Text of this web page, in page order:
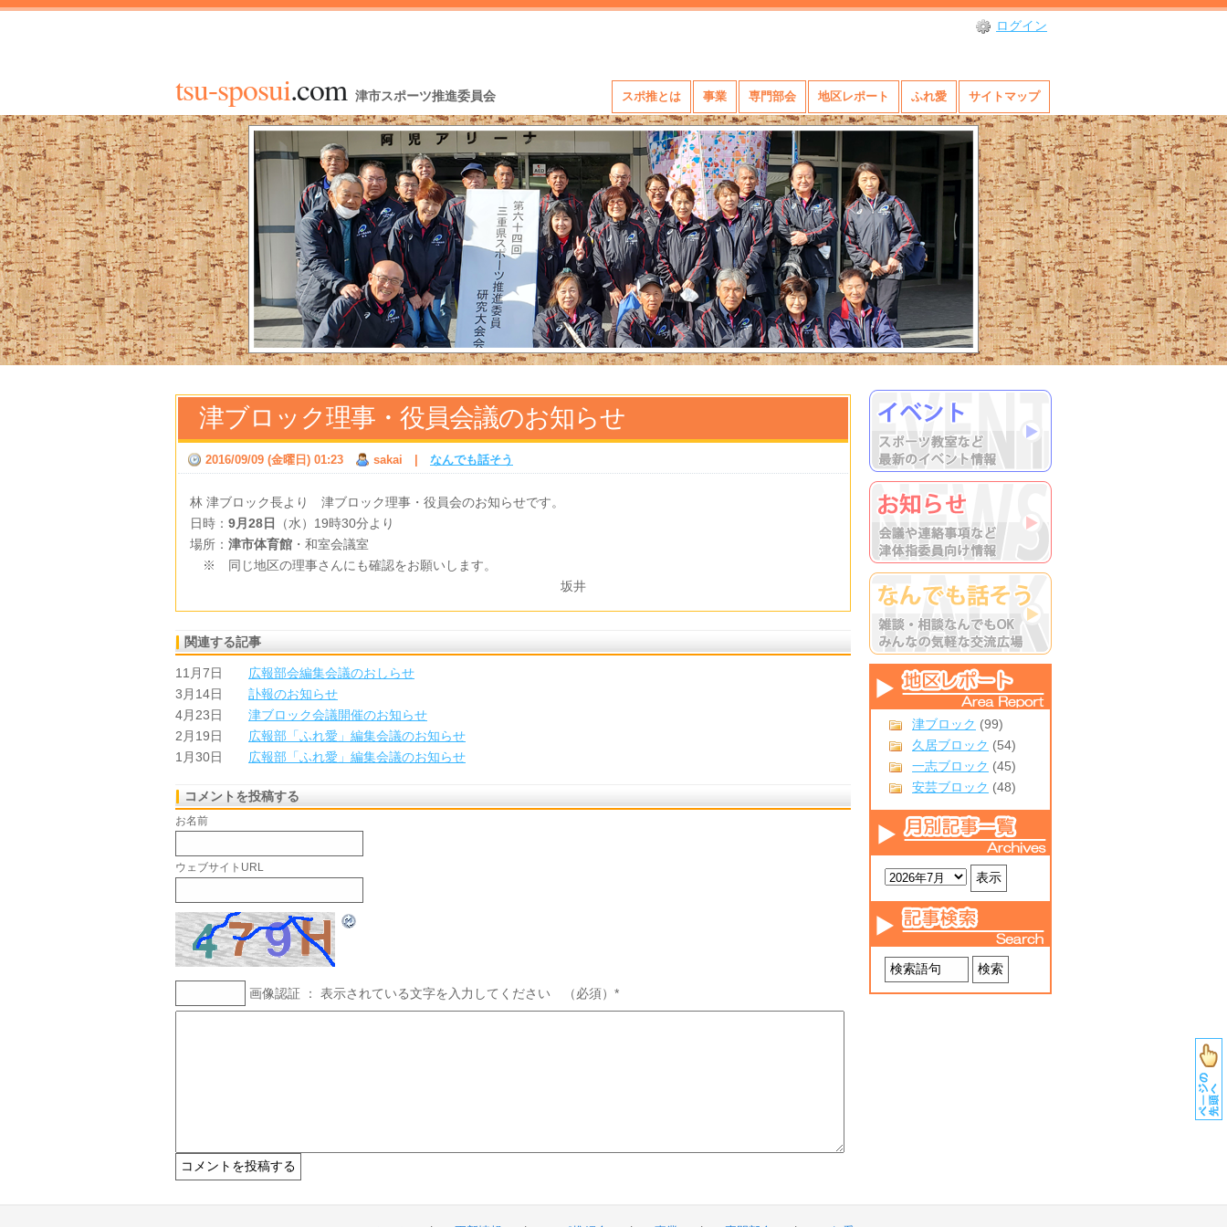
ログイン
tsu-sposui.com 津市スポーツ推進委員会 スポ推とは 事業 専門部会 地区レポート ふれ愛 サイトマップ
津ブロック (99)
久居ブロック (54)
一志ブロック (45)
安芸ブロック (48)
津ブロック理事・役員会議のお知らせ
2016/09/09 (金曜日) 01:23 sakai なんでも話そう
林 津ブロック長より 津ブロック理事・役員会のお知らせです。
日時： 9月28日
（水）19時30分より
場所： 津市体育館 ・和室会議室
※ 同じ地区の理事さんにも確認をお願いします。
坂井
関連する記事
11月7日
広報部会編集会議のおしらせ
3月14日
訃報のお知らせ
4月23日
津ブロック会議開催のお知らせ
2月19日
広報部「ふれ愛」編集会議のお知らせ
1月30日
広報部「ふれ愛」編集会議のお知らせ
コメントを投稿する
お名前
ウェブサイトURL
画像認証 ： 表示されている文字を入力してください （必須） *